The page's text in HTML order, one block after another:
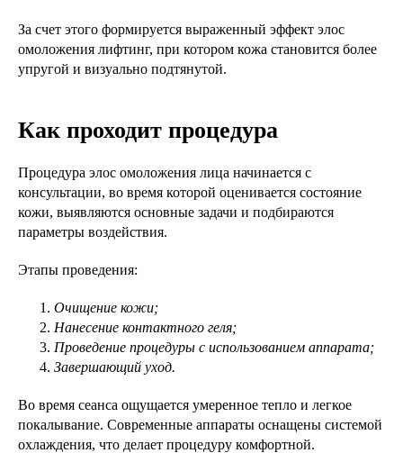
За счет этого формируется выраженный эффект элос
омоложения лифтинг, при котором кожа становится более
упругой и визуально подтянутой.
Как проходит процедура
Процедура элос омоложения лица начинается с
консультации, во время которой оценивается состояние
кожи, выявляются основные задачи и подбираются
параметры воздействия.
Этапы проведения:
Очищение кожи;
Нанесение контактного геля;
Проведение процедуры с использованием аппарата;
Завершающий уход.
Во время сеанса ощущается умеренное тепло и легкое
покалывание. Современные аппараты оснащены системой
охлаждения, что делает процедуру комфортной.